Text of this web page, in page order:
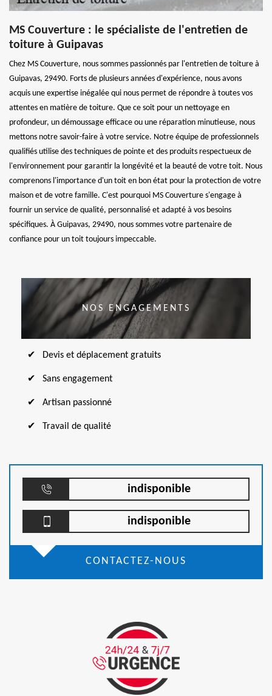
MS Couverture : le spécialiste de l'entretien de
toiture à Guipavas
Chez MS Couverture, nous sommes passionnés par l'entretien de toiture à
Guipavas, 29490. Forts de plusieurs années d'expérience, nous avons
acquis une expertise inégalée qui nous permet de répondre à toutes vos
attentes en matière de toiture. Que ce soit pour un nettoyage en
profondeur, un démoussage efficace ou une réparation minutieuse, nous
mettons notre savoir-faire à votre service. Notre équipe de professionnels
qualifiés utilise des techniques de pointe et des produits respectueux de
l'environnement pour garantir la longévité et la beauté de votre toit. Nous
comprenons l'importance d'un toit en bon état pour la protection de votre
maison et de votre famille. C'est pourquoi MS Couverture s'engage à
fournir un service de qualité, personnalisé et adapté à vos besoins
spécifiques. À Guipavas, 29490, nous sommes votre partenaire de
confiance pour un toit toujours impeccable.
NOS ENGAGEMENTS
Devis et déplacement gratuits
Sans engagement
Artisan passionné
Travail de qualité
indisponible
indisponible
CONTACTEZ-NOUS